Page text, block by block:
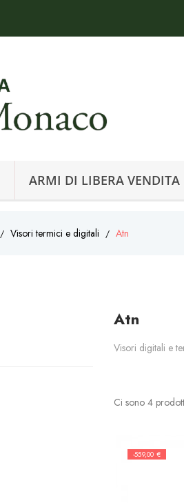
ARMI DI LIBERA VENDITA
Visori termici e digitali Atn
Atn
Visori digitali e
Ci sono 4
-559,00 €